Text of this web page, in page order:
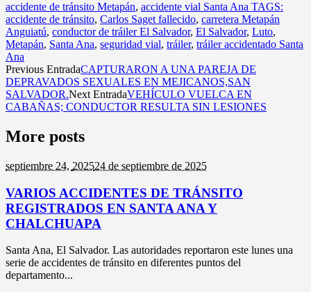
accidente de tránsito Metapán, accidente vial Santa Ana TAGS:
accidente de tránsito, Carlos Saget fallecido, carretera Metapán
Anguiatú, conductor de tráiler El Salvador, El Salvador, Luto,
Metapán, Santa Ana, seguridad vial, tráiler, tráiler accidentado Santa
Ana
Previous EntradaCAPTURARON A UNA PAREJA DE
DEPRAVADOS SEXUALES EN MEJICANOS,SAN
SALVADOR.Next EntradaVEHÍCULO VUELCA EN
CABAÑAS; CONDUCTOR RESULTA SIN LESIONES
More posts
septiembre 24, 202524 de septiembre de 2025
VARIOS ACCIDENTES DE TRÁNSITO
REGISTRADOS EN SANTA ANA Y
CHALCHUAPA
Santa Ana, El Salvador. Las autoridades reportaron este lunes una
serie de accidentes de tránsito en diferentes puntos del
departamento...